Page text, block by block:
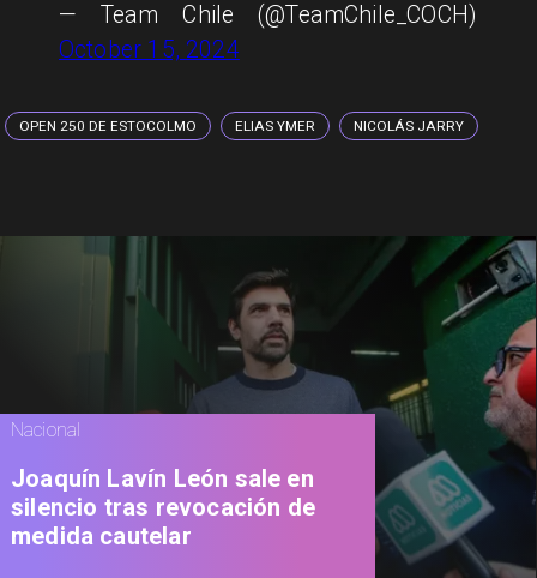
— Team Chile (@TeamChile_COCH)
October 15, 2024
OPEN 250 DE ESTOCOLMO ELIAS YMER NICOLÁS JARRY
Nacional
Joaquín Lavín León sale en
silencio tras revocación de
medida cautelar